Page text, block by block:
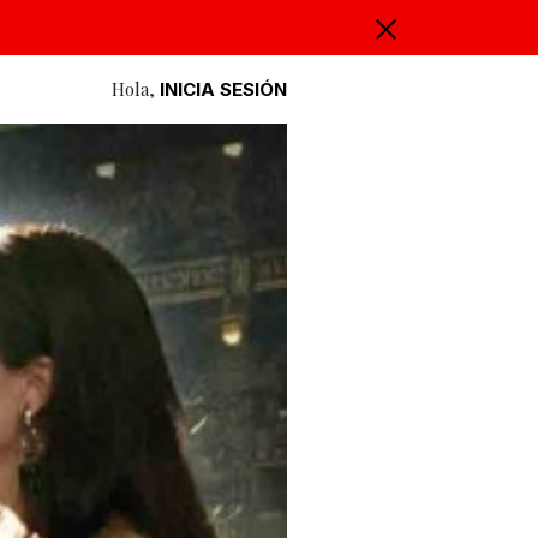
Hola, INICIA SESIÓN